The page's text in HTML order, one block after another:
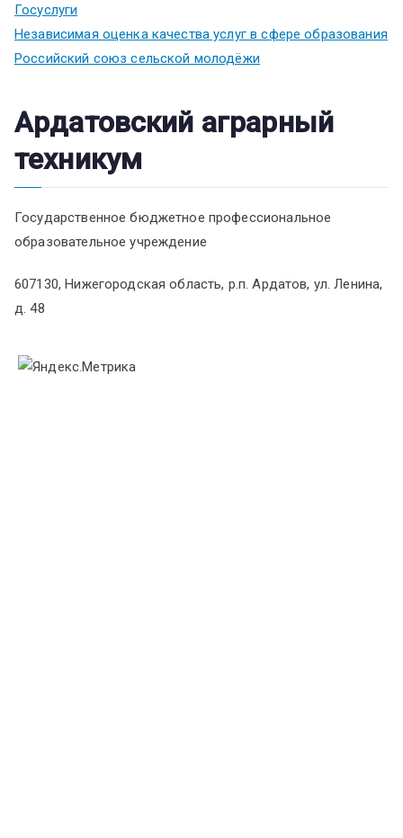
Госуслуги
Независимая оценка качества услуг в сфере образования
Российский союз сельской молодёжи
Ардатовский аграрный
техникум
Государственное бюджетное профессиональное
образовательное учреждение
607130, Нижегородская область, р.п. Ардатов, ул. Ленина,
д. 48